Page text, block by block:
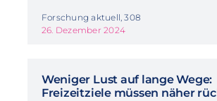
Forschung aktuell, 308
26. Dezember 2024
Weniger Lust auf lange Wege:
Freizeitziele müssen näher